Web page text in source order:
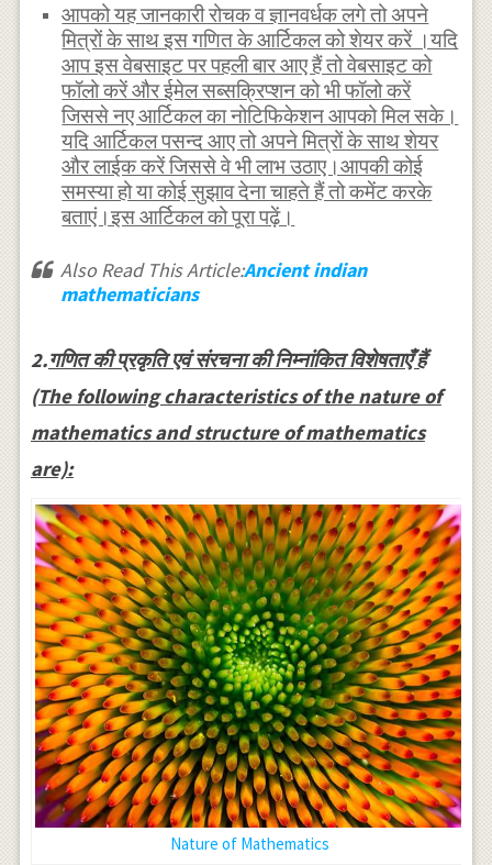
आपको यह जानकारी रोचक व ज्ञानवर्धक लगे तो अपने
मित्रों के साथ इस गणित के आर्टिकल को शेयर करें ।यदि
आप इस वेबसाइट पर पहली बार आए हैं तो वेबसाइट को
फॉलो करें और ईमेल सब्सक्रिप्शन को भी फॉलो करें
जिससे नए आर्टिकल का नोटिफिकेशन आपको मिल सके।
यदि आर्टिकल पसन्द आए तो अपने मित्रों के साथ शेयर
और लाईक करें जिससे वे भी लाभ उठाए।आपकी कोई
समस्या हो या कोई सुझाव देना चाहते हैं तो कमेंट करके
बताएं।इस आर्टिकल को पूरा पढ़ें।
Also Read This Article:Ancient indian
mathematicians
2.गणित की प्रकृति एवं संरचना की निम्नांकित विशेषताएँ हैं
(The following characteristics of the nature of
mathematics and structure of mathematics
are):
Nature of Mathematics